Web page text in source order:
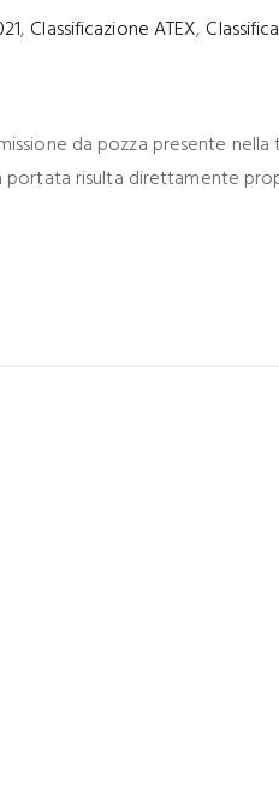
, Classificazione ATEX,
da pozza presente
portata risulta direttamente